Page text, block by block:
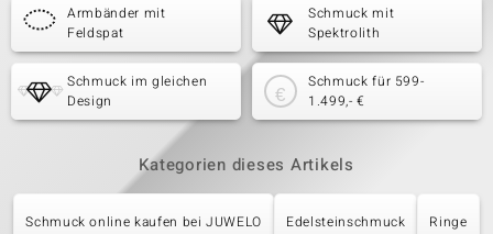
Armbänder mit
Feldspat
Schmuck mit
Spektrolith
Schmuck im gleichen
Design
Schmuck für 599-
1.499,- €
Kategorien dieses Artikels
Schmuck online kaufen bei JUWELO Edelsteinschmuck Ringe